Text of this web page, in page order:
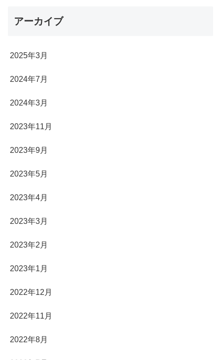
アーカイブ
2025年3月
2024年7月
2024年3月
2023年11月
2023年9月
2023年5月
2023年4月
2023年3月
2023年2月
2023年1月
2022年12月
2022年11月
2022年8月